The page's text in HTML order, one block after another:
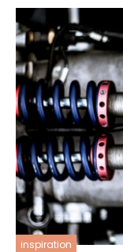
inspiration